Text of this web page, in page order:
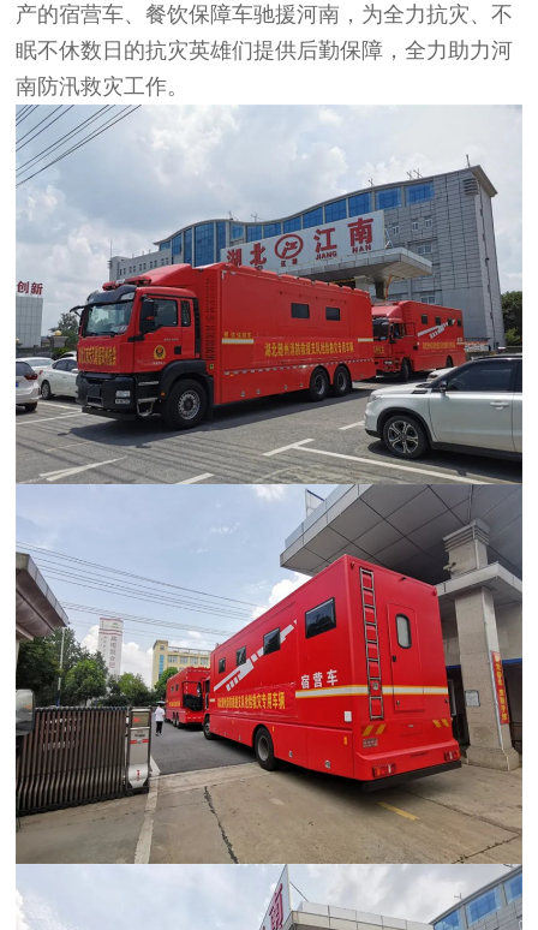
产的宿营车、餐饮保障车驰援河南，为全力抗灾、不
眠不休数日的抗灾英雄们提供后勤保障，全力助力河
南防汛救灾工作。